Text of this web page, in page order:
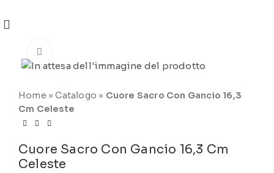
Home »Catalogo » Cuore Sacro Con Gancio 16,3
Cm Celeste
Cuore Sacro Con Gancio 16,3 Cm
Celeste